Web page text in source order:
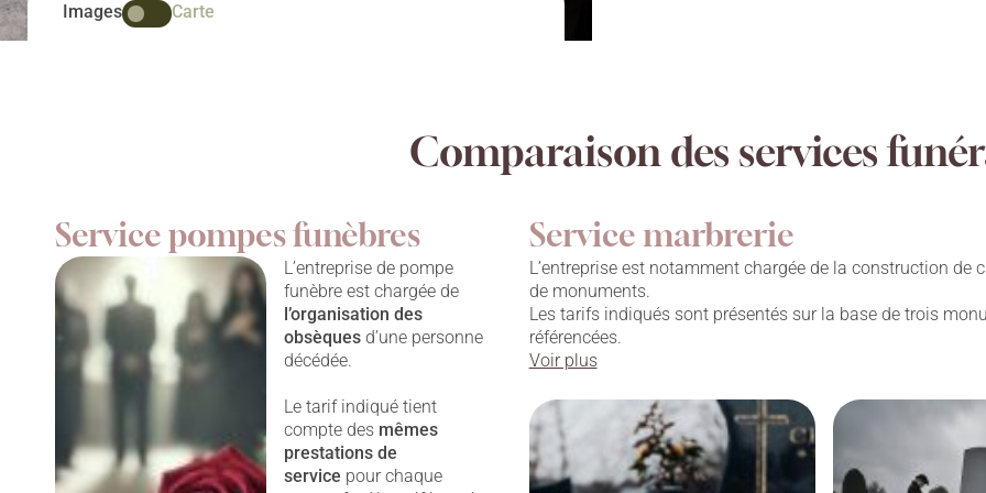
Images Carte
Comparaison des services
Service pompes funèbres
L’entreprise de pompe
funèbre est chargée de
l’organisation des
obsèques d’une personne
décédée.
Le tarif indiqué tient
compte des mêmes
prestationsde
service pour chaque
Service marbrerie
L’entreprise est notamment chargée de la construction de
de monuments.
Les tarifs indiqués sont présentés sur la base de trois
référencées.
Voir plus